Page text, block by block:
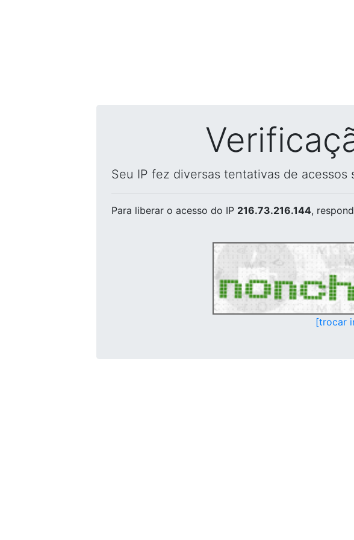
Seu IP fez diversas tentativas de
Para liberar o acesso do IP 216.73.216.144,
[trocar